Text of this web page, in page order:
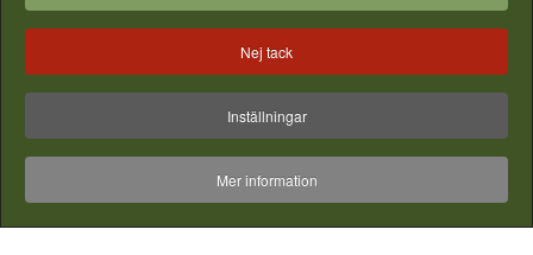
T-koppling DN16 Rak mellankoppling DN16
Nej tack
Inställningar
Mer information